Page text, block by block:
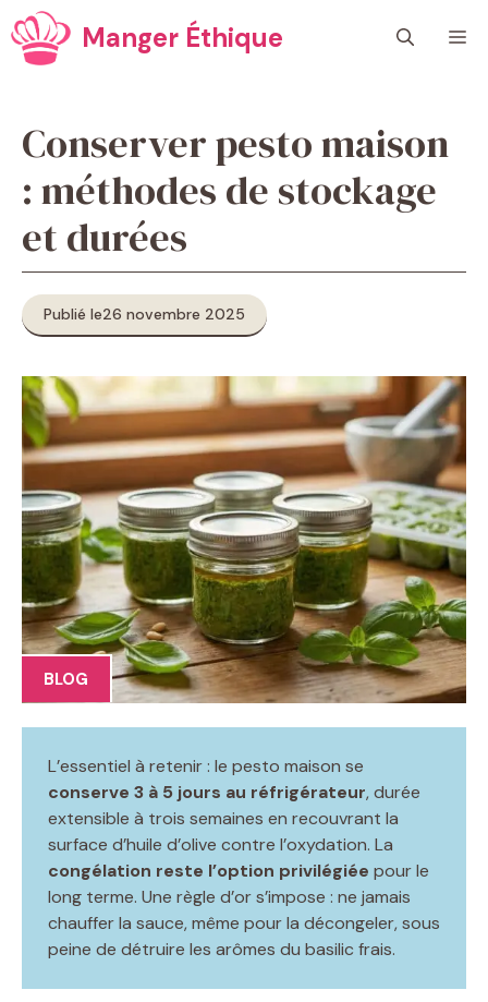
Aller
au
contenu
Manger Éthique
Conserver pesto maison
: méthodes de stockage
et durées
Publié le26 novembre 2025
BLOG
L’essentiel à retenir : le pesto maison se
conserve 3 à 5 jours au réfrigérateur, durée
extensible à trois semaines en recouvrant la
surface d’huile d’olive contre l’oxydation. La
congélation reste l’option privilégiée pour le
long terme. Une règle d’or s’impose : ne jamais
chauffer la sauce, même pour la décongeler, sous
peine de détruire les arômes du basilic frais.